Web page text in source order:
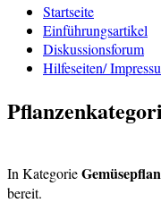
Startseite
Einführungsartikel
Diskussionsforum
Hilfeseiten/
In Kategorie
bereit.